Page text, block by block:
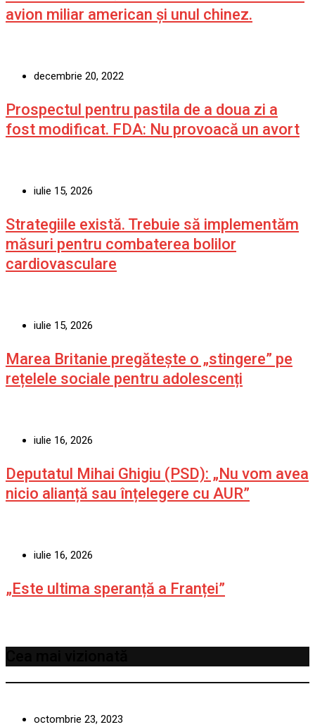
avion miliar american şi unul chinez.
decembrie 20, 2022
Prospectul pentru pastila de a doua zi a
fost modificat. FDA: Nu provoacă un avort
iulie 15, 2026
Strategiile există. Trebuie să implementăm
măsuri pentru combaterea bolilor
cardiovasculare
iulie 15, 2026
Marea Britanie pregătește o „stingere” pe
rețelele sociale pentru adolescenți
iulie 16, 2026
Deputatul Mihai Ghigiu (PSD): „Nu vom avea
nicio alianță sau înțelegere cu AUR”
iulie 16, 2026
„Este ultima speranță a Franței”
octombrie 23, 2023